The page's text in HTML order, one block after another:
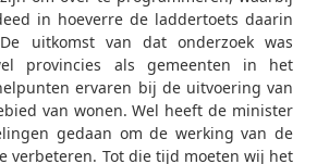
in hoeverre de laddertoets daarin
uitkomst van dat onderzoek was
provincies als gemeenten in het
ervaren bij de uitvoering van
van wonen. Wel heeft de minister
gedaan om de werking van de
verbeteren. Tot die tijd moeten wij het